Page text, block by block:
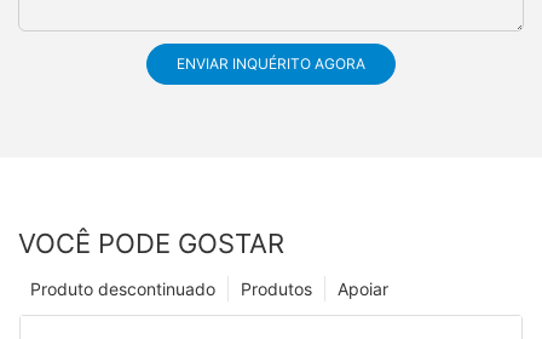
ENVIAR INQUÉRITO AGORA
VOCÊ PODE GOSTAR
Apoiar
Produtos
Produto descontinuado